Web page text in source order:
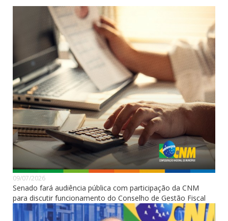
09/07/2026
Senado fará audiência pública com participação da CNM
para discutir funcionamento do Conselho de Gestão Fiscal